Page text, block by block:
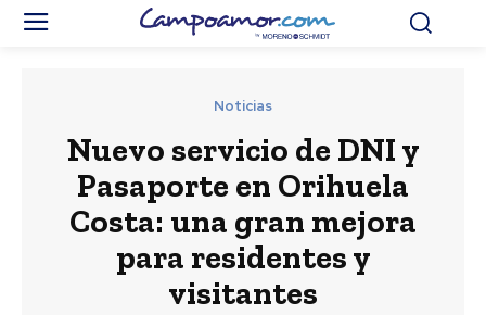
Noticias
Nuevo servicio de DNI y
Pasaporte en Orihuela
Costa: una gran mejora
para residentes y
visitantes